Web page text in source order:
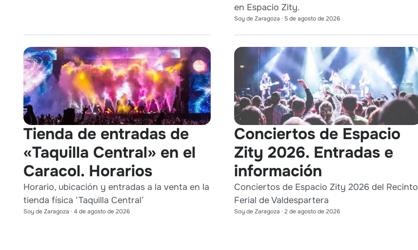
en Espacio Zity.
Soy de Zaragoza · 5 de agosto de 2026
Tienda de entradas de
«Taquilla Central» en el
Caracol. Horarios
Horario, ubicación y entradas a la venta en la
tienda física ‘Taquilla Central’
Soy de Zaragoza · 4 de agosto de 2026
Conciertos de Espacio
Zity 2026. Entradas e
información
Conciertos de Espacio Zity 2026 del Recinto
Ferial de Valdespartera
Soy de Zaragoza · 2 de agosto de 2026